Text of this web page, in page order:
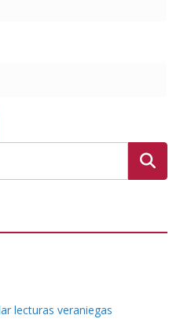
lecturas veraniegas